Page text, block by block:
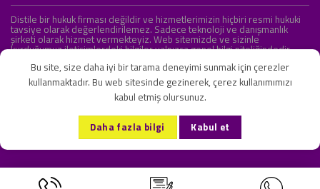
Distile bir hukuk firması değildir ve hizmetlerimizin hiçbiri resmi hukuki
tavsiye olarak değerlendirilemez. Sadece teknoloji ve danışmanlık
şirketi olarak hizmet vermekteyiz. Web sitemizde ve sizinle
kurduğumuz iletişimlerdeki bilgiler yalnızca genel bilgi niteliğindedir.
KVKK ve Gizlilik Sözleşmesi S.S.S. İletişim
Copyright 2026 ©Onlipr Teknoloji ve Ticaret A.Ş.
Bu site, size daha iyi bir tarama deneyimi sunmak için çerezler
kullanmaktadır. Bu web sitesinde gezinerek, çerez kullanımımızı
kabul etmiş olursunuz.
Daha fazla bilgi Kabul et